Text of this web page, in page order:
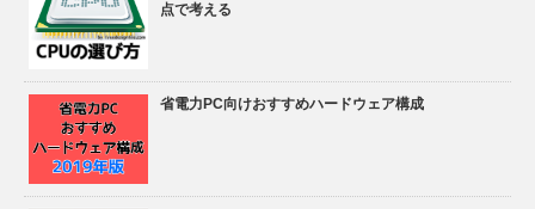
点で考える
省電力PC向けおすすめハードウェア構成